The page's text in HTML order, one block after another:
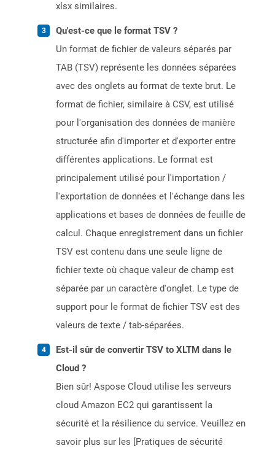
xlsx similaires.
Qu'est-ce que le format TSV ?
Un format de fichier de valeurs séparés par
TAB (TSV) représente les données séparées
avec des onglets au format de texte brut. Le
format de fichier, similaire à CSV, est utilisé
pour l'organisation des données de manière
structurée afin d'importer et d'exporter entre
différentes applications. Le format est
principalement utilisé pour l'importation /
l'exportation de données et l'échange dans les
applications et bases de données de feuille de
calcul. Chaque enregistrement dans un fichier
TSV est contenu dans une seule ligne de
fichier texte où chaque valeur de champ est
séparée par un caractère d'onglet. Le type de
support pour le format de fichier TSV est des
valeurs de texte / tab-séparées.
Est-il sûr de convertir TSV to XLTM dans le
Cloud ?
Bien sûr! Aspose Cloud utilise les serveurs
cloud Amazon EC2 qui garantissent la
sécurité et la résilience du service. Veuillez en
savoir plus sur les [Pratiques de sécurité